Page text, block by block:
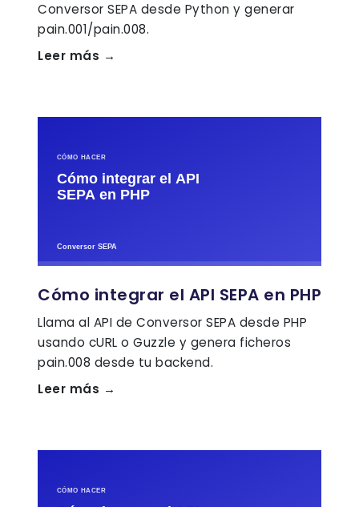
Conversor SEPA desde Python y generar
pain.001/pain.008.
Leer más →
Cómo integrar el API SEPA en PHP
Llama al API de Conversor SEPA desde PHP
usando cURL o Guzzle y genera ficheros
pain.008 desde tu backend.
Leer más →